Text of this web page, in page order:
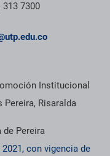
7300
Institucional
Pereira, Risaralda
de Pereira
con vigencia de